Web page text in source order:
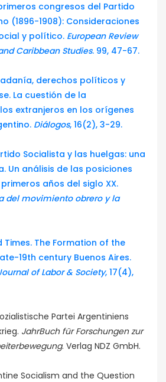
primeros congresos del Partido
(1896-1908): Consideraciones
y político. European Review
Caribbean Studies. 99, 47-67.
derechos políticos y
La cuestión de la
extranjeros en los orígenes
Diálogos, 16(2), 3-29.
Socialista y las huelgas: una
Un análisis de las posiciones
años del siglo XX.
del movimiento obrero y la
Times. The Formation of the
19th century Buenos Aires.
of Labor & Society, 17(4),
Partei Argentiniens
JahrBuch für Forschungen zur
. Verlag NDZ GmbH.
Socialism and the Question